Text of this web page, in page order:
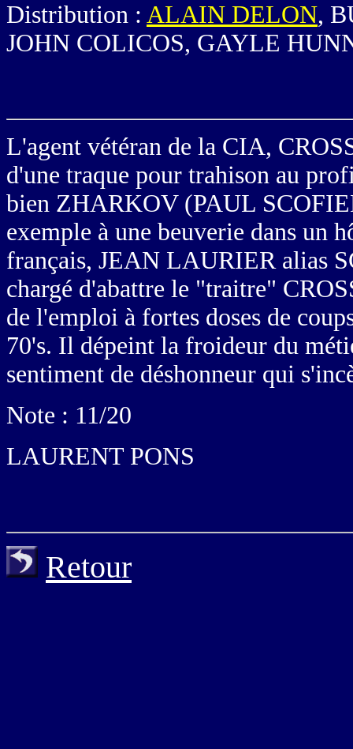
Distribution : ALAIN DELON,
JOHN COLICOS, GAYLE
L'agent vétéran de la CIA,
d'une traque pour trahison au
bien ZHARKOV (PAUL
exemple à une beuverie dans un
français, JEAN LAURIER alias
chargé d'abattre le "traitre"
de l'emploi à fortes doses de
70's. Il dépeint la froideur du
sentiment de déshonneur qui
Note : 11/20
LAURENT PONS
Retour